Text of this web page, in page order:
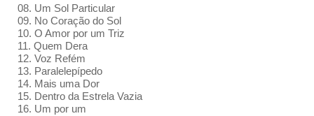
08. Um Sol Particular
09. No Coração do Sol
10. O Amor por um Triz
11. Quem Dera
12. Voz Refém
13. Paralelepípedo
14. Mais uma Dor
15. Dentro da Estrela Vazia
16. Um por um